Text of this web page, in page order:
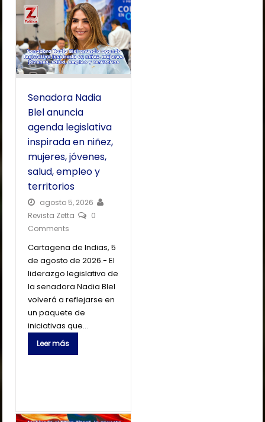
Senadora Nadia
Blel anuncia
agenda legislativa
inspirada en niñez,
mujeres, jóvenes,
salud, empleo y
territorios
agosto 5, 2026
Revista Zetta
0
Comments
Cartagena de Indias, 5
de agosto de 2026.- El
liderazgo legislativo de
la senadora Nadia Blel
volverá a reflejarse en
un paquete de
iniciativas que…
Leer más